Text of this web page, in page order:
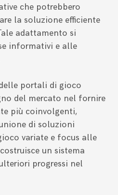
che potrebbero
la soluzione efficiente
adattamento si
informativi e alle
portali di gioco
del mercato nel fornire
più coinvolgenti,
di soluzioni
variate e focus alle
un sistema
progressi nel